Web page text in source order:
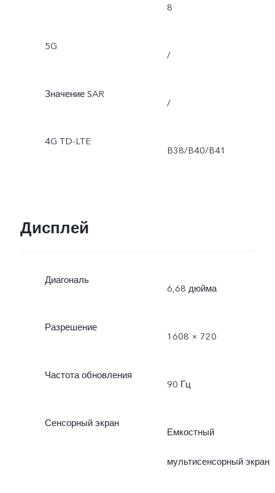
8
5G
/
Значение SAR
/
4G TD-LTE
B38/B40/B41
Дисплей
Диагональ
6,68 дюйма
Разрешение
1608 × 720
Частота обновления
90 Гц
Сенсорный экран
Емкостный
мультисенсорный экран